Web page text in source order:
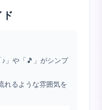
ド
」や「🎵」がシンプ
れるような雰囲気を